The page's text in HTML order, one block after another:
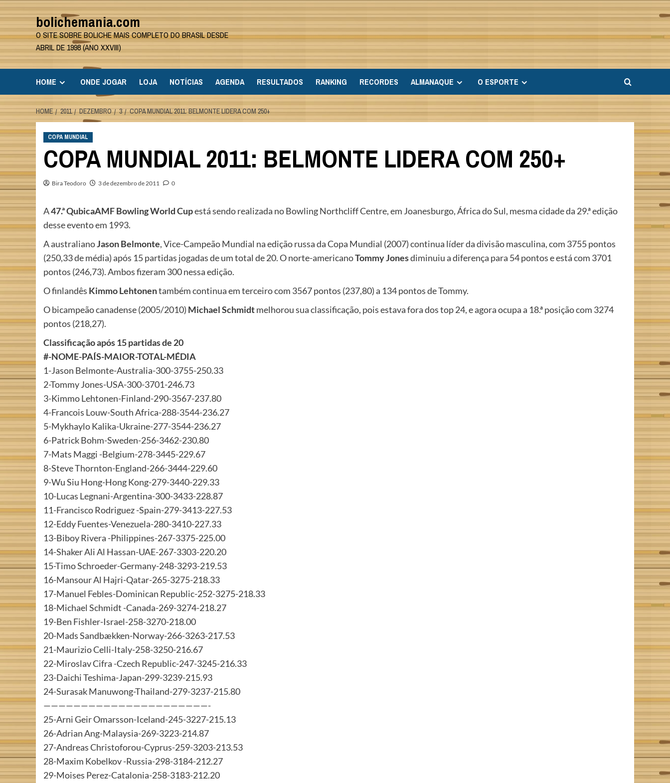
Skip
to
content
bolichemania.com
O SITE SOBRE BOLICHE MAIS COMPLETO DO BRASIL DESDE
ABRIL DE 1998 (ANO XXVIII)
HOME ONDE JOGAR LOJA NOTÍCIAS AGENDA RESULTADOS RANKING RECORDES ALMANAQUE O ESPORTE
HOME 2011 DEZEMBRO 3 COPA MUNDIAL 2011: BELMONTE LIDERA COM 250+
COPA MUNDIAL
COPA MUNDIAL 2011: BELMONTE LIDERA COM 250+
Bira Teodoro 3 de dezembro de 2011 0
A47.ª QubicaAMF Bowling World Cupestá sendo realizada no Bowling Northcliff Centre, em Joanesburgo, África do Sul, mesma cidade da 29.ª edição
desse evento em 1993.
A australianoJason Belmonte, Vice-Campeão Mundial na edição russa da Copa Mundial (2007) continua líder da divisão masculina, com 3755 pontos
(250,33 de média) após 15 partidas jogadas de um total de 20. O norte-americanoTommy Jonesdiminuiu a diferença para 54 pontos e está com 3701
pontos (246,73). Ambos fizeram 300 nessa edição.
O finlandês Kimmo Lehtonentambém continua em terceiro com 3567 pontos (237,80) a 134 pontos de Tommy.
O bicampeão canadense (2005/2010) Michael Schmidtmelhorou sua classificação, pois estava fora dos top 24, e agora ocupa a 18.ª posição com 3274
pontos (218,27).
Classificação após 15 partidas de 20
#-NOME-PAÍS-MAIOR-TOTAL-MÉDIA
1-Jason Belmonte-Australia-300-3755-250.33
2-Tommy Jones-USA-300-3701-246.73
3-Kimmo Lehtonen-Finland-290-3567-237.80
4-Francois Louw-South Africa-288-3544-236.27
5-Mykhaylo Kalika-Ukraine-277-3544-236.27
6-Patrick Bohm-Sweden-256-3462-230.80
7-Mats Maggi -Belgium-278-3445-229.67
8-Steve Thornton-England-266-3444-229.60
9-Wu Siu Hong-Hong Kong-279-3440-229.33
10-Lucas Legnani-Argentina-300-3433-228.87
11-Francisco Rodriguez -Spain-279-3413-227.53
12-Eddy Fuentes-Venezuela-280-3410-227.33
13-Biboy Rivera -Philippines-267-3375-225.00
14-Shaker Ali Al Hassan-UAE-267-3303-220.20
15-Timo Schroeder-Germany-248-3293-219.53
16-Mansour Al Hajri-Qatar-265-3275-218.33
17-Manuel Febles-Dominican Republic-252-3275-218.33
18-Michael Schmidt -Canada-269-3274-218.27
19-Ben Fishler-Israel-258-3270-218.00
20-Mads Sandbækken-Norway-266-3263-217.53
21-Maurizio Celli-Italy-258-3250-216.67
22-Miroslav Cifra -Czech Republic-247-3245-216.33
23-Daichi Teshima-Japan-299-3239-215.93
24-Surasak Manuwong-Thailand-279-3237-215.80
——————————————————————-
25-Arni Geir Omarsson-Iceland-245-3227-215.13
26-Adrian Ang-Malaysia-269-3223-214.87
27-Andreas Christoforou-Cyprus-259-3203-213.53
28-Maxim Kobelkov -Russia-298-3184-212.27
29-Moises Perez-Catalonia-258-3183-212.20